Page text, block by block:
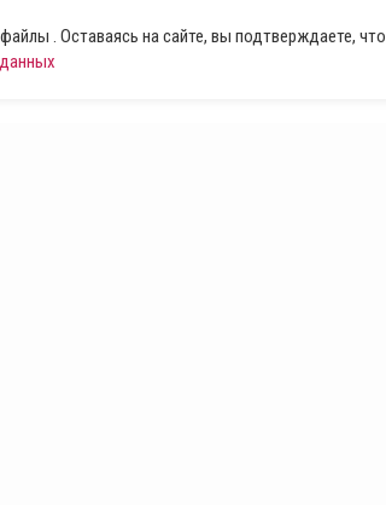
. Оставаясь на сайте, вы подтверждаете, что